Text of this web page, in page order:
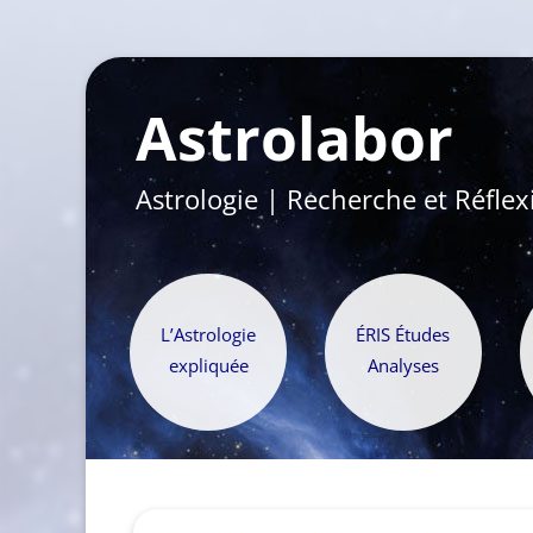
Astrolabor
Astrologie | Recherche et
L’Astrologie
expliquée
ÉRIS Études
Analyses